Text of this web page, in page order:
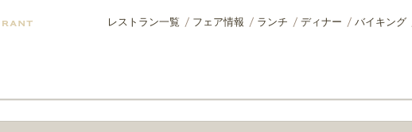
レストラン一覧 フェア情報 ランチ ディナー バイキング